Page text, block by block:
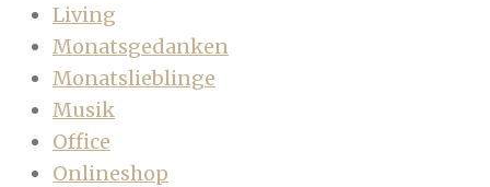
Living
Monatsgedanken
Monatslieblinge
Musik
Office
Onlineshop